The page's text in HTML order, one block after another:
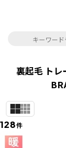
裏起毛 ト
128件